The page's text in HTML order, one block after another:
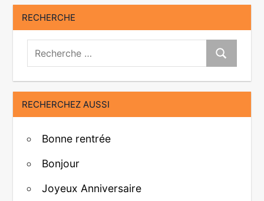
RECHERCHE
Recherche:
Recherche
RECHERCHEZ AUSSI
Bonne rentrée
Bonjour
Joyeux Anniversaire